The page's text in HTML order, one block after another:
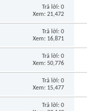
Trả lời: 0
Xem: 21,472
Trả lời: 0
Xem: 16,871
Trả lời: 0
Xem: 50,776
Trả lời: 0
Xem: 15,477
Trả lời: 0